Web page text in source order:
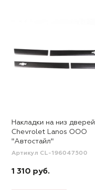
Накладки на низ дверей
Chevrolet Lanos ООО
"Автостайл"
Артикул CL-196047500
1 310 руб.